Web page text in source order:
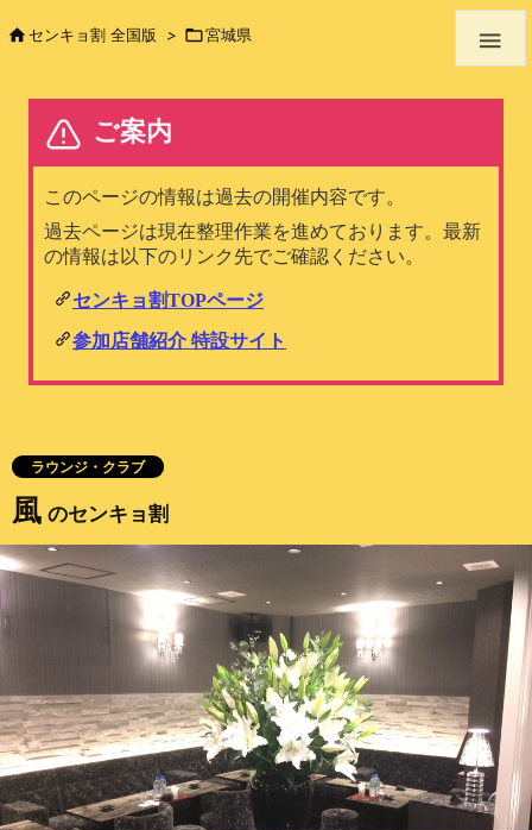

センキョ割 全国版 > 宮城県
ラウンジ・クラブ
風 のセンキョ割